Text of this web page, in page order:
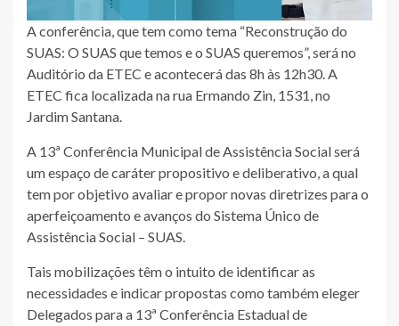
A conferência, que tem como tema “Reconstrução do
SUAS: O SUAS que temos e o SUAS queremos”, será no
Auditório da ETEC e acontecerá das 8h às 12h30. A
ETEC fica localizada na rua Ermando Zin, 1531, no
Jardim Santana.
A 13ª Conferência Municipal de Assistência Social será
um espaço de caráter propositivo e deliberativo, a qual
tem por objetivo avaliar e propor novas diretrizes para o
aperfeiçoamento e avanços do Sistema Único de
Assistência Social – SUAS.
Tais mobilizações têm o intuito de identificar as
necessidades e indicar propostas como também eleger
Delegados para a 13ª Conferência Estadual de